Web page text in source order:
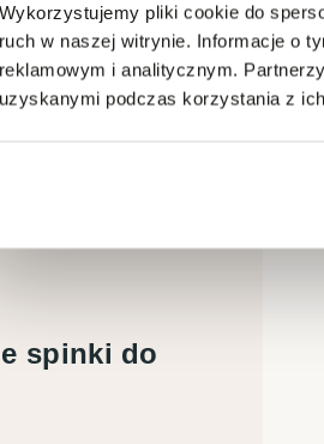
Wykorzystujemy pliki cookie do
ruch w naszej witrynie. Informacje o
reklamowym i analitycznym.
uzyskanymi podczas korzystania z ich
spinki do